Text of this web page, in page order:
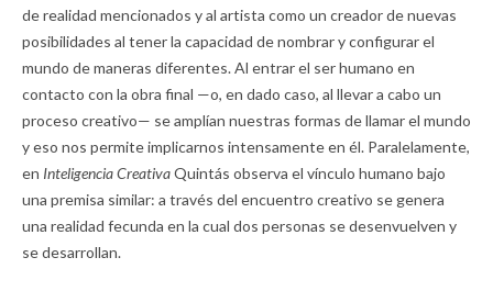
de realidad mencionados y al artista como un creador de nuevas
posibilidades al tener la capacidad de nombrar y configurar el
mundo de maneras diferentes. Al entrar el ser humano en
contacto con la obra final —o, en dado caso, al llevar a cabo un
proceso creativo— se amplían nuestras formas de llamar el mundo
y eso nos permite implicarnos intensamente en él. Paralelamente,
en Inteligencia CreativaQuintás observa el vínculo humano bajo
una premisa similar: a través del encuentro creativo se genera
una realidad fecunda en la cual dos personas se desenvuelven y
se desarrollan.